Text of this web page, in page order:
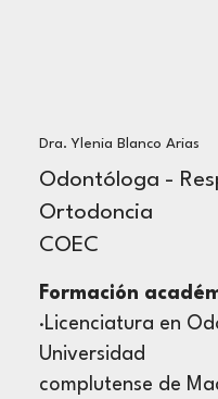
Dra. Ylenia Blanco Arias
Odontóloga -
Ortodoncia
COEC
Formación
·Licenciatura en
Universidad
complutense de